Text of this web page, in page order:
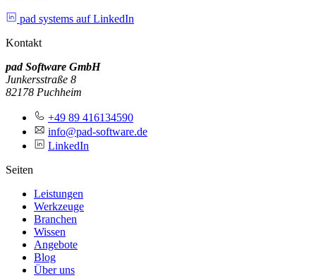
pad systems auf LinkedIn
Kontakt
pad Software GmbH
Junkersstraße 8
82178 Puchheim
+49 89 416134590
info@pad-software.de
LinkedIn
Seiten
Leistungen
Werkzeuge
Branchen
Wissen
Angebote
Blog
Über uns